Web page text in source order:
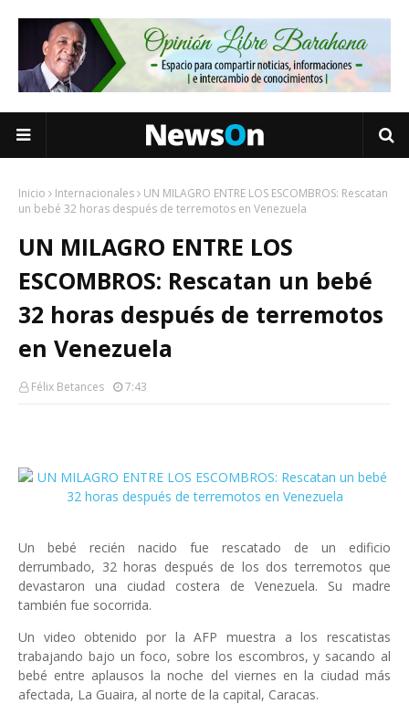
Inicio Internacionales
UN MILAGRO ENTRE LOS ESCOMBROS: Rescatan
un bebé 32 horas después de terremotos en Venezuela
UN MILAGRO ENTRE LOS
ESCOMBROS: Rescatan un bebé
32 horas después de terremotos
en Venezuela
Félix Betances 7:43
Un bebé recién nacido fue rescatado de un edificio
derrumbado, 32 horas después de los dos terremotos que
devastaron una ciudad costera de Venezuela. Su madre
también fue socorrida.
Un video obtenido por la AFP muestra a los rescatistas
trabajando bajo un foco, sobre los escombros, y sacando al
bebé entre aplausos la noche del viernes en la ciudad más
afectada, La Guaira, al norte de la capital, Caracas.